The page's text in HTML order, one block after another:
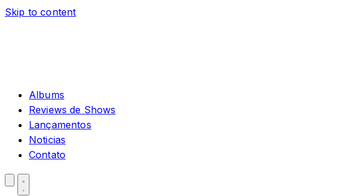
Skip to content
Albums
Reviews de Shows
Lançamentos
Noticias
Contato